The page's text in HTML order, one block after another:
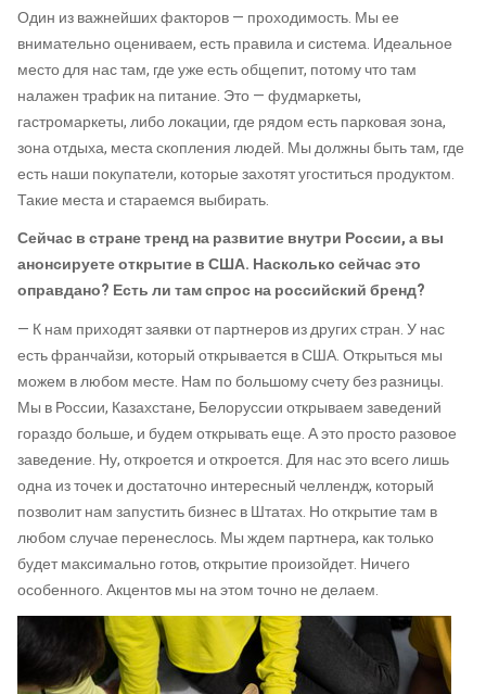
Один из важнейших факторов — проходимость. Мы ее
внимательно оцениваем, есть правила и система. Идеальное
место для нас там, где уже есть общепит, потому что там
налажен трафик на питание. Это — фудмаркеты,
гастромаркеты, либо локации, где рядом есть парковая зона,
зона отдыха, места скопления людей. Мы должны быть там, где
есть наши покупатели, которые захотят угоститься продуктом.
Такие места и стараемся выбирать.
Сейчас в стране тренд на развитие внутри России, а вы
анонсируете открытие в США. Насколько сейчас это
оправдано? Есть ли там спрос на российский бренд?
— К нам приходят заявки от партнеров из других стран. У нас
есть франчайзи, который открывается в США. Открыться мы
можем в любом месте. Нам по большому счету без разницы.
Мы в России, Казахстане, Белоруссии открываем заведений
гораздо больше, и будем открывать еще. А это просто разовое
заведение. Ну, откроется и откроется. Для нас это всего лишь
одна из точек и достаточно интересный челлендж, который
позволит нам запустить бизнес в Штатах. Но открытие там в
любом случае перенеслось. Мы ждем партнера, как только
будет максимально готов, открытие произойдет. Ничего
особенного. Акцентов мы на этом точно не делаем.